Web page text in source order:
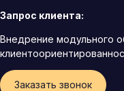
Запрос клиента:
Внедрение модульного
Заказать звонок